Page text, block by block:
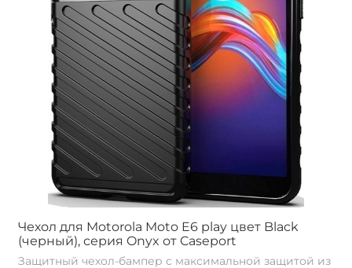
Чехол для Motorola Moto E6 play цвет Black
(черный), серия Onyx от Caseport
Защитный чехол-бампер с максимальной защитой из